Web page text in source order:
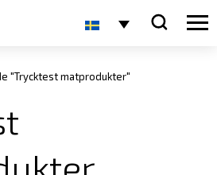
"Trycktest matprodukter"